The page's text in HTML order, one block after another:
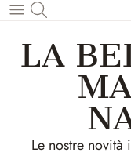
Torna al contenuto
LA
Le nostre